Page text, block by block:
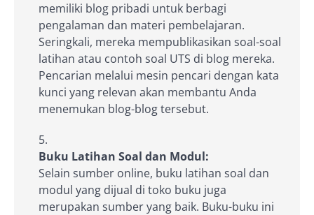
memiliki blog pribadi untuk berbagi
pengalaman dan materi pembelajaran.
Seringkali, mereka mempublikasikan soal-soal
latihan atau contoh soal UTS di blog mereka.
Pencarian melalui mesin pencari dengan kata
kunci yang relevan akan membantu Anda
menemukan blog-blog tersebut.
Buku Latihan Soal dan Modul:
Selain sumber online, buku latihan soal dan
modul yang dijual di toko buku juga
merupakan sumber yang baik. Buku-buku ini